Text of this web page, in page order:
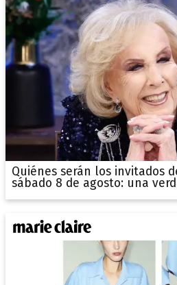
Quiénes serán los invitados
sábado 8 de agosto: una